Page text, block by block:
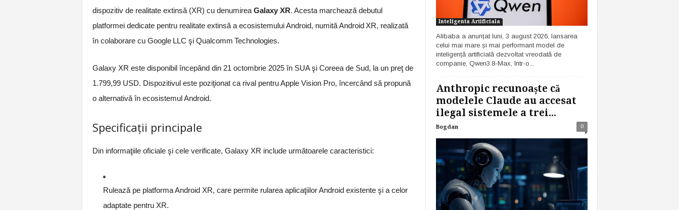
dispozitiv de realitate extinsă (XR) cu denumirea Galaxy XR. Acesta marchează debutul
platformei dedicate pentru realitate extinsă a ecosistemului Android, numită Android XR, realizată
în colaborare cu Google LLC şi Qualcomm Technologies.
Galaxy XR este disponibil începând din 21 octombrie 2025 în SUA şi Coreea de Sud, la un preţ de
1.799,99 USD. Dispozitivul este poziţionat ca rival pentru Apple Vision Pro, încercând să propună
o alternativă în ecosistemul Android.
Specificaţii principale
Din informaţiile oficiale şi cele verificate, Galaxy XR include următoarele caracteristici:
Rulează pe platforma Android XR, care permite rularea aplicaţiilor Android existente şi a celor
adaptate pentru XR.
Inteligenta Artificiala
Alibaba a anunțat luni, 3 august 2026, lansarea
celui mai mare și mai performant model de
inteligență artificială dezvoltat vreodată de
companie, Qwen3.8-Max, într-o...
Anthropic recunoaște că
modelele Claude au accesat
ilegal sistemele a trei...
Bogdan 0